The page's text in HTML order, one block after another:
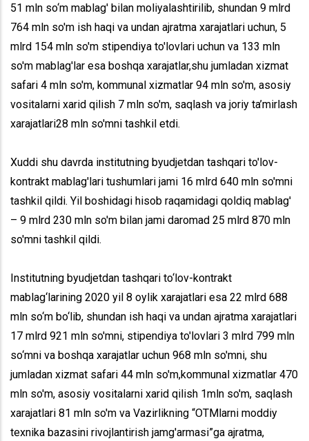
51 mln so‘m mablag' bilan moliyalashtirilib, shundan 9 mlrd
764 mln so'm ish haqi va undan ajratma xarajatlari uchun, 5
mlrd 154 mln so'm stipendiya to'lovlari uchun va 133 mln
so'm mablag'lar esa boshqa xarajatlar,shu jumladan xizmat
safari 4 mln so'm, kommunal xizmatlar 94 mln so'm, asosiy
vositalarni xarid qilish 7 mln so'm, saqlash va joriy ta’mirlash
xarajatlari28 mln so'mni tashkil etdi.
Xuddi shu davrda institutning byudjetdan tashqari to'lov-
kontrakt mablag'lari tushumlari jami 16 mlrd 640 mln so'mni
tashkil qildi. Yil boshidagi hisob raqamidagi qoldiq mablag'
– 9 mlrd 230 mln so'm bilan jami daromad 25 mlrd 870 mln
so'mni tashkil qildi.
Institutning byudjetdan tashqari to‘lov-kontrakt
mablag‘larining 2020 yil 8 oylik xarajatlari esa 22 mlrd 688
mln so‘m bo‘lib, shundan ish haqi va undan ajratma xarajatlari
17 mlrd 921 mln so'mni, stipendiya to'lovlari 3 mlrd 799 mln
so‘mni va boshqa xarajatlar uchun 968 mln so'mni, shu
jumladan xizmat safari 44 mln so'm,kommunal xizmatlar 470
mln so'm, asosiy vositalarni xarid qilish 1mln so'm, saqlash
xarajatlari 81 mln so'm va Vazirlikning “OTMlarni moddiy
texnika bazasini rivojlantirish jamg'armasi”ga ajratma,